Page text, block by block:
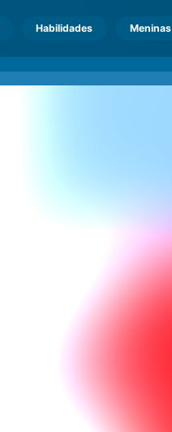
Habilidades Meninas